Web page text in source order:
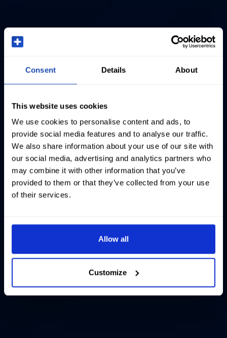
Consent Details About
This website uses cookies
We use cookies to personalise content and ads, to
provide social media features and to analyse our traffic.
We also share information about your use of our site with
our social media, advertising and analytics partners who
may combine it with other information that you’ve
provided to them or that they’ve collected from your use
of their services.
Allow all
Customize